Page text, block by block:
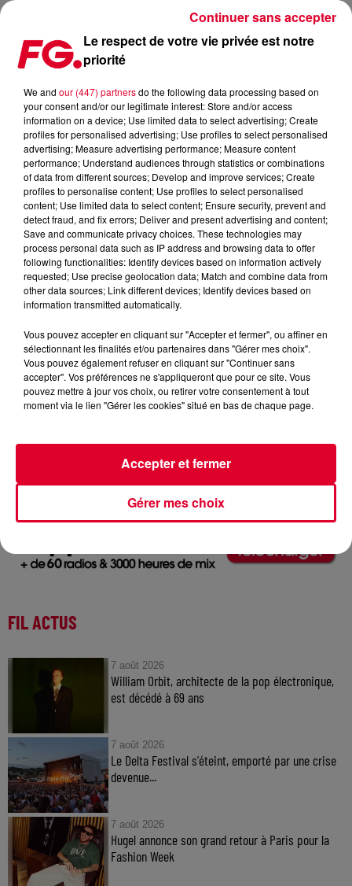
MUSIC STORY DU JOUR : LOVE PARADE
Publié : 9 juin 2022 à 11h51 par Christophe HUBERT
FIL ACTUS
7 août 2026
William Orbit, architecte de la pop électronique,
est décédé à 69 ans
7 août 2026
Le Delta Festival s'éteint, emporté par une crise
devenue...
7 août 2026
Hugel annonce son grand retour à Paris pour la
Fashion Week
Le respect de votre vie privée est notre
priorité
We and our (447) partnersdo the following data processing based on
your consent and/or our legitimate interest: Store and/or access
information on a device; Use limited data to select advertising; Create
profiles for personalised advertising; Use profiles to select personalised
advertising; Measure advertising performance; Measure content
performance; Understand audiences through statistics or combinations
of data from different sources; Develop and improve services; Create
profiles to personalise content; Use profiles to select personalised
content; Use limited data to select content; Ensure security, prevent and
detect fraud, and fix errors; Deliver and present advertising and content;
Save and communicate privacy choices. These technologies may
process personal data such as IP address and browsing data to offer
following functionalities: Identify devices based on information actively
requested; Use precise geolocation data; Match and combine data from
other data sources; Link different devices; Identify devices based on
information transmitted automatically.
Vous pouvez accepter en cliquant sur "Accepter et fermer", ou affiner en
sélectionnant les finalités et/ou partenaires dans "Gérer mes choix".
Vous pouvez également refuser en cliquant sur "Continuer sans
accepter". Vos préférences ne s'appliqueront que pour ce site. Vous
pouvez mettre à jour vos choix, ou retirer votre consentement à tout
moment via le lien "Gérer les cookies" situé en bas de chaque page.
Gérer mes choix
Accepter et fermer
Continuer sans accepter